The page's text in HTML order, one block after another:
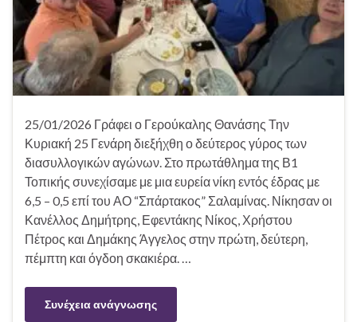
25/01/2026 Γράφει ο Γερούκαλης Θανάσης Την
Κυριακή 25 Γενάρη διεξήχθη ο δεύτερος γύρος των
διασυλλογικών αγώνων. Στο πρωτάθλημα της Β1
Τοπικής συνεχίσαμε με μια ευρεία νίκη εντός έδρας με
6,5 – 0,5 επί του ΑΟ “Σπάρτακος” Σαλαμίνας. Νίκησαν οι
Κανέλλος Δημήτρης, Εφεντάκης Νίκος, Χρήστου
Πέτρος και Δημάκης Άγγελος στην πρώτη, δεύτερη,
πέμπτη και όγδοη σκακιέρα. …
Συνέχεια ανάγνωσης